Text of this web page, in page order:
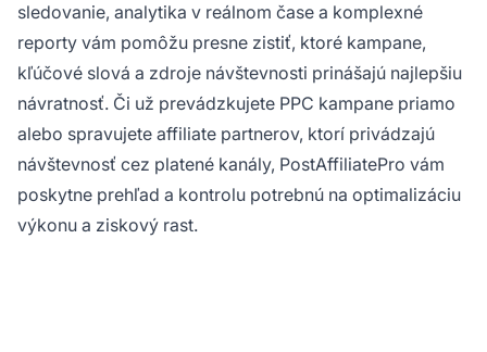
sledovanie, analytika v reálnom čase a komplexné
reporty vám pomôžu presne zistiť, ktoré kampane,
kľúčové slová a zdroje návštevnosti prinášajú najlepšiu
návratnosť. Či už prevádzkujete PPC kampane priamo
alebo spravujete affiliate partnerov, ktorí privádzajú
návštevnosť cez platené kanály, PostAffiliatePro vám
poskytne prehľad a kontrolu potrebnú na optimalizáciu
výkonu a ziskový rast.